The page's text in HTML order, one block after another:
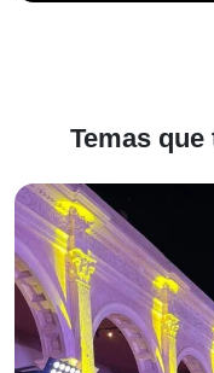
Temas